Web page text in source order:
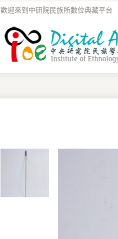
歡迎來到中研院民族所數位典藏平台